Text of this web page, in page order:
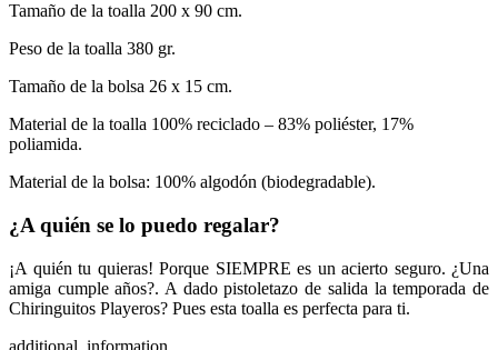
Tamaño de la toalla 200 x 90 cm.
Peso de la toalla 380 gr.
Tamaño de la bolsa 26 x 15 cm.
Material de la toalla 100% reciclado – 83% poliéster, 17%
poliamida.
Material de la bolsa: 100% algodón (biodegradable).
¿A quién se lo puedo regalar?
¡A quién tu quieras! Porque SIEMPRE es un acierto seguro. ¿Una
amiga cumple años?. A dado pistoletazo de salida la temporada de
Chiringuitos Playeros? Pues esta toalla es perfecta para ti.
additional_information